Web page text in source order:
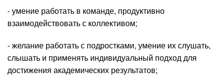
- умение работать в команде, продуктивно
взаимодействовать с коллективом;
- желание работать с подростками, умение их слушать,
слышать и применять индивидуальный подход для
достижения академических результатов;